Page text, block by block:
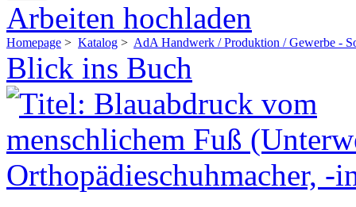
Arbeiten hochladen
Homepage > Katalog > AdA Handwerk / Produktion / Gewerbe -
Blick ins Buch